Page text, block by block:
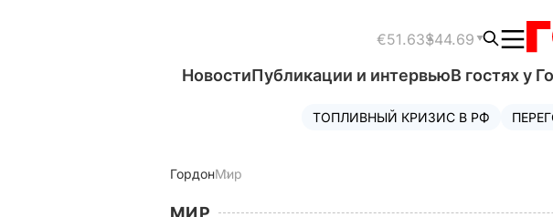
€51.63$44.69
НовостиПубликации и интервьюВ гостях у
ТОПЛИВНЫЙ КРИЗИС В РФ
ГордонМир
МИР